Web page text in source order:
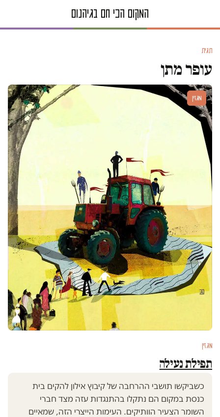
תגית
עופר מתן
מגזין
מגזין
תפילת נעילה
כשביקשו תושבי ההרחבה של קיבוץ אילון להקים בית
כנסת במקום הם נתקלו בהתנגדות עזה מצד חברי
השומר הצעיר הוותיקים. העימות הייצרי הזה, שמאיים